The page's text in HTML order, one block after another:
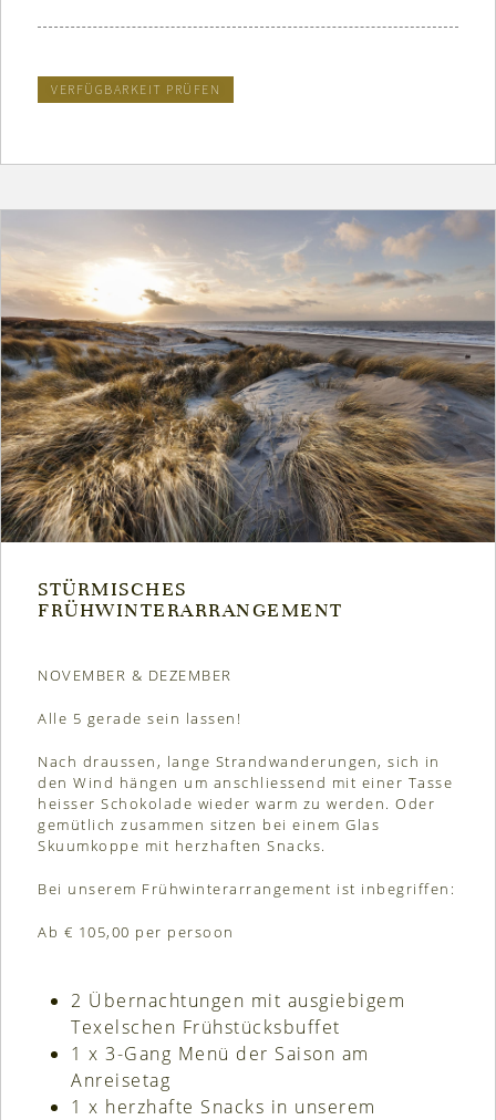
VERFÜGBARKEIT PRÜFEN
STÜRMISCHES
FRÜHWINTERARRANGEMENT
NOVEMBER & DEZEMBER
Alle 5 gerade sein lassen!
Nach draussen, lange Strandwanderungen, sich in
den Wind hängen um anschliessend mit einer Tasse
heisser Schokolade wieder warm zu werden. Oder
gemütlich zusammen sitzen bei einem Glas
Skuumkoppe mit herzhaften Snacks.
Bei unserem Frühwinterarrangement ist inbegriffen:
Ab € 105,00 per persoon
2 Übernachtungen mit ausgiebigem
Texelschen Frühstücksbuffet
1 x 3-Gang Menü der Saison am
Anreisetag
1 x herzhafte Snacks in unserem